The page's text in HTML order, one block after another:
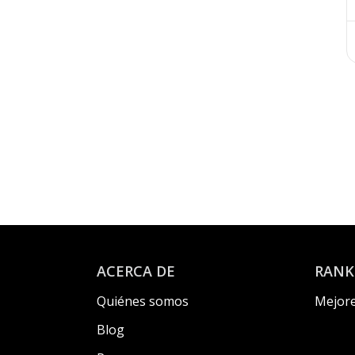
ACERCA DE
Quiénes somos
Blog